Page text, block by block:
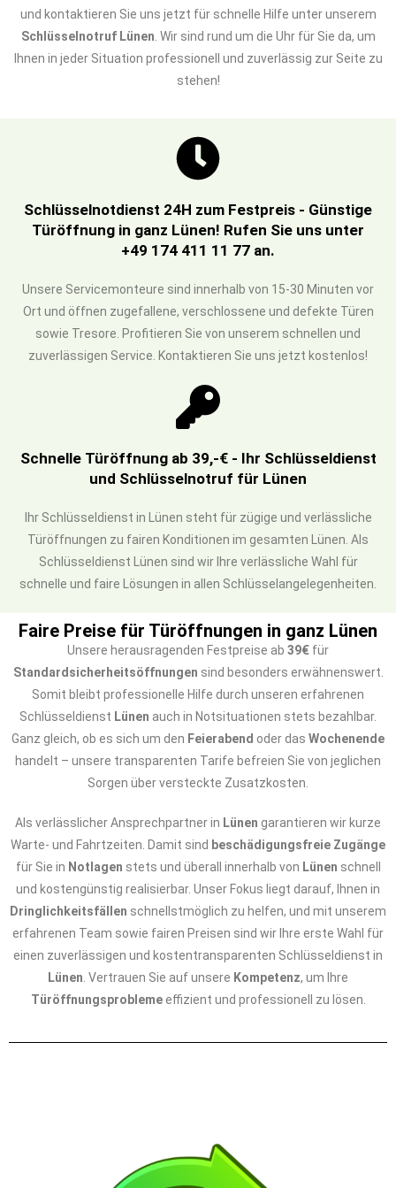
und kontaktieren Sie uns jetzt für schnelle Hilfe unter unserem
Schlüsselnotruf Lünen . Wir sind rund um die Uhr für Sie da, um
Ihnen in jeder Situation professionell und zuverlässig zur Seite zu
stehen!
Schlüsselnotdienst 24H zum Festpreis - Günstige
Türöffnung in ganz Lünen! Rufen Sie uns unter
+49 174 411 11 77 an.
Unsere Servicemonteure sind innerhalb von 15-30 Minuten vor
Ort und öffnen zugefallene, verschlossene und defekte Türen
sowie Tresore. Profitieren Sie von unserem schnellen und
zuverlässigen Service. Kontaktieren Sie uns jetzt kostenlos!
Schnelle Türöffnung ab 39,-€ - Ihr Schlüsseldienst
und Schlüsselnotruf für Lünen
Ihr Schlüsseldienst in Lünen steht für zügige und verlässliche
Türöffnungen zu fairen Konditionen im gesamten Lünen. Als
Schlüsseldienst Lünen sind wir Ihre verlässliche Wahl für
schnelle und faire Lösungen in allen Schlüsselangelegenheiten.
Faire Preise für Türöffnungen in ganz Lünen
Unsere herausragenden Festpreise ab 39€ für
Standardsicherheitsöffnungen sind besonders erwähnenswert.
Somit bleibt professionelle Hilfe durch unseren erfahrenen
Schlüsseldienst Lünen auch in Notsituationen stets bezahlbar.
Ganz gleich, ob es sich um den Feierabend oder das Wochenende
handelt – unsere transparenten Tarife befreien Sie von jeglichen
Sorgen über versteckte Zusatzkosten.
Als verlässlicher Ansprechpartner in Lünen garantieren wir kurze
Warte- und Fahrtzeiten. Damit sind beschädigungsfreie Zugänge
für Sie in Notlagen stets und überall innerhalb von Lünen schnell
und kostengünstig realisierbar. Unser Fokus liegt darauf, Ihnen in
Dringlichkeitsfällen schnellstmöglich zu helfen, und mit unserem
erfahrenen Team sowie fairen Preisen sind wir Ihre erste Wahl für
einen zuverlässigen und kostentransparenten Schlüsseldienst in
Lünen . Vertrauen Sie auf unsere Kompetenz, um Ihre
Türöffnungsproblemeeffizient und professionell zu lösen.